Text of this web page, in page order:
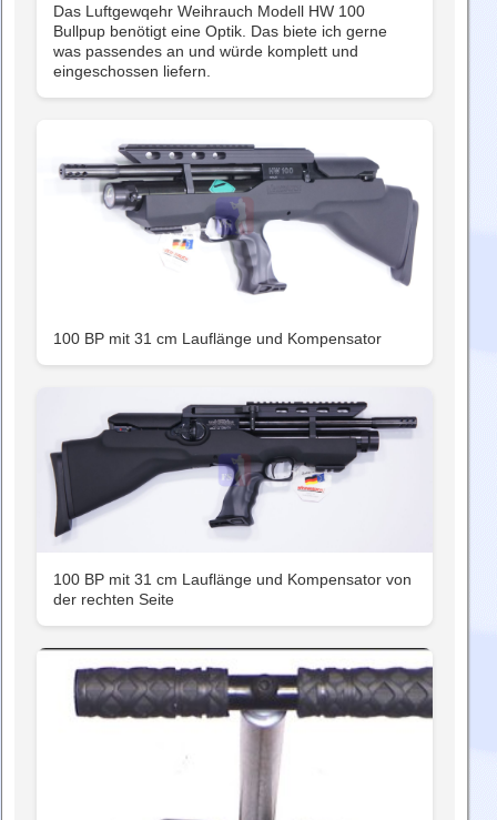
Das Luftgewqehr Weihrauch Modell HW 100
Bullpup benötigt eine Optik. Das biete ich gerne
was passendes an und würde komplett und
eingeschossen liefern.
100 BP mit 31 cm Lauflänge und Kompensator
100 BP mit 31 cm Lauflänge und Kompensator von
der rechten Seite